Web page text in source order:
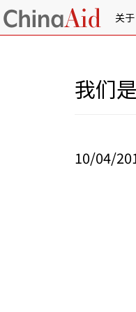
关于
我们
10/04/